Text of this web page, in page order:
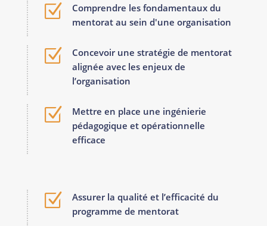
Z
Comprendre les fondamentaux du
mentorat au sein d'une organisation
Z
Concevoir une stratégie de mentorat
alignée avec les enjeux de
l’organisation
Z
Mettre en place une ingénierie
pédagogique et opérationnelle
efficace
Z
Assurer la qualité et l’efficacité du
programme de mentorat